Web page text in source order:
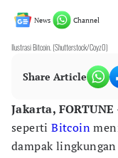
News Channel
Ilustrasi Bitcoin. (Shutterstock/Coyz0)
Share Article
Jakarta, FORTUNE
sepertiBitcoin
dampak